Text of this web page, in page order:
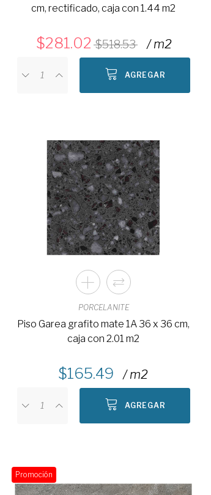
cm, rectificado, caja con 1.44 m2
281.02 518.53 / m2
AGREGAR
PORCELANITE
Piso Garea grafito mate 1A 36 x 36 cm,
caja con 2.01 m2
165.49 / m2
AGREGAR
Promoción